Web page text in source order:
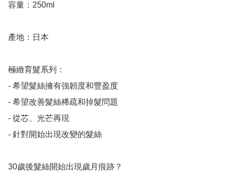
容量：250ml
產地：日本
極緻育髮系列：
- 希望髮絲擁有強韌度和豐盈度
- 希望改善髮絲稀疏和掉髮問題
- 從芯、光芒再現
- 針對開始出現改變的髮絲
30歲後髮絲開始出現歲月痕跡？